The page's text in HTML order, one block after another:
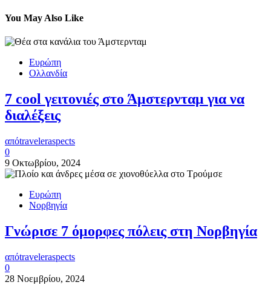
You May Also Like
Ευρώπη
Ολλανδία
7 cool γειτονιές στο Άμστερνταμ για να
διαλέξεις
απόtraveleraspects
0
9 Οκτωβρίου, 2024
Ευρώπη
Νορβηγία
Γνώρισε 7 όμορφες πόλεις στη Νορβηγία
απόtraveleraspects
0
28 Νοεμβρίου, 2024